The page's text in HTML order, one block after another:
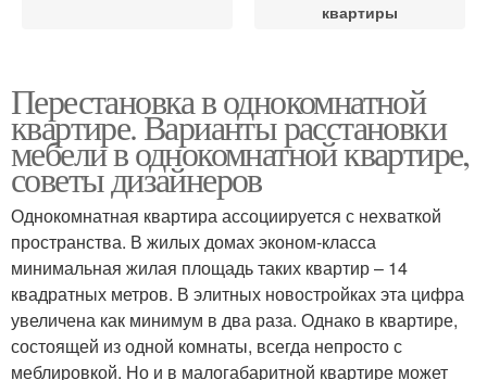
квартиры
Перестановка в однокомнатной
квартире. Варианты расстановки
мебели в однокомнатной квартире,
советы дизайнеров
Однокомнатная квартира ассоциируется с нехваткой
пространства. В жилых домах эконом-класса
минимальная жилая площадь таких квартир – 14
квадратных метров. В элитных новостройках эта цифра
увеличена как минимум в два раза. Однако в квартире,
состоящей из одной комнаты, всегда непросто с
меблировкой. Но и в малогабаритной квартире может